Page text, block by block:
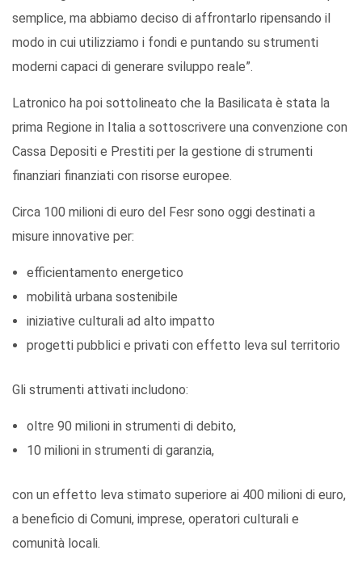
semplice, ma abbiamo deciso di affrontarlo ripensando il
modo in cui utilizziamo i fondi e puntando su strumenti
moderni capaci di generare sviluppo reale”.
Latronico ha poi sottolineato che la Basilicata è stata la
prima Regione in Italia a sottoscrivere una convenzione con
Cassa Depositi e Prestiti per la gestione di strumenti
finanziari finanziati con risorse europee.
Circa 100 milioni di euro del Fesr sono oggi destinati a
misure innovative per:
efficientamento energetico
mobilità urbana sostenibile
iniziative culturali ad alto impatto
progetti pubblici e privati con effetto leva sul territorio
Gli strumenti attivati includono:
oltre 90 milioni in strumenti di debito,
10 milioni in strumenti di garanzia,
con un effetto leva stimato superiore ai 400 milioni di euro,
a beneficio di Comuni, imprese, operatori culturali e
comunità locali.